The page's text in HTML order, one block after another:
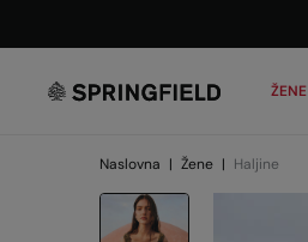
ŽENE
Naslovna | Žene | Haljine